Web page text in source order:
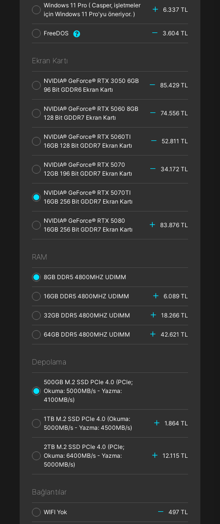
Windows 11 Pro ( Casper, işletmeler
için Windows 11 Pro'yu öneriyor. )
6.337 TL
FreeDOS 3.604 TL
Ekran Kartı
NVIDIA® GeForce® RTX 3050 6GB
96 Bit GDDR6 Ekran Kartı
85.429 TL
NVIDIA® GeForce® RTX 5060 8GB
128 Bit GDDR7 Ekran Kartı
74.556 TL
NVIDIA® GeForce® RTX 5060TI
16GB 128 Bit GDDR7 Ekran Kartı
52.811 TL
NVIDIA® GeForce® RTX 5070
12GB 196 Bit GDDR7 Ekran Kartı
34.172 TL
NVIDIA® GeForce® RTX 5070TI
16GB 256 Bit GDDR7 Ekran Kartı
NVIDIA® GeForce® RTX 5080
16GB 256 Bit GDDR7 Ekran Kartı
83.876 TL
RAM
8GB DDR5 4800MHZ UDIMM
16GB DDR5 4800MHZ UDIMM 6.089 TL
32GB DDR5 4800MHZ UDIMM 18.266 TL
64GB DDR5 4800MHZ UDIMM 42.621 TL
Depolama
500GB M.2 SSD PCle 4.0 (PCle;
Okuma: 5000MB/s - Yazma:
4100MB/s)
1TB M.2 SSD PCle 4.0 (Okuma:
5000MB/s - Yazma: 4500MB/s)
1.864 TL
2TB M.2 SSD PCle 4.0 (PCle;
Okuma: 6400MB/s - Yazma:
5000MB/s)
12.115 TL
Bağlantılar
WIFI Yok 497 TL